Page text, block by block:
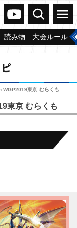
ヴァンガードch
検索 メニュー
読み物 大会ルール
WGP2019東京 むらくも
東京 むらくも